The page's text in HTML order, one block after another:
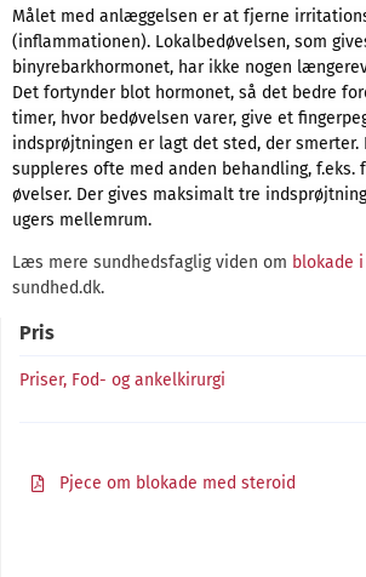
Målet med anlæggelsen er at fjerne
(inflammationen). Lokalbedøvelsen, som
binyrebarkhormonet, har ikke nogen
Det fortynder blot hormonet, så det bedre
timer, hvor bedøvelsen varer, give et
indsprøjtningen er lagt det sted, der smerter.
suppleres ofte med anden behandling, f.eks.
øvelser. Der gives maksimalt tre
ugers mellemrum.
Læs mere sundhedsfaglig viden om blokade
sundhed.dk.
Pris
Priser, Fod- og ankelkirurgi
Pjece om blokade med steroid